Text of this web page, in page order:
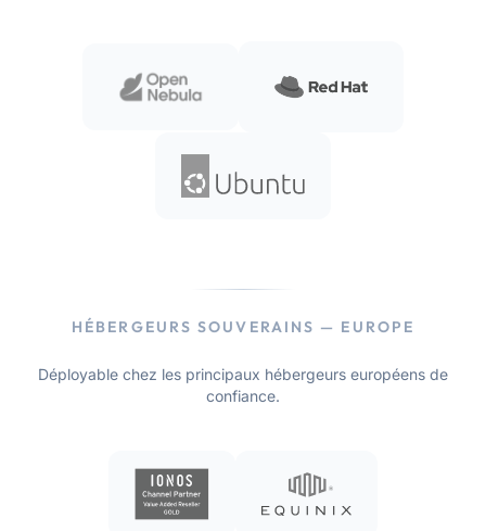
HÉBERGEURS SOUVERAINS — EUROPE
Déployable chez les principaux hébergeurs européens de
confiance.